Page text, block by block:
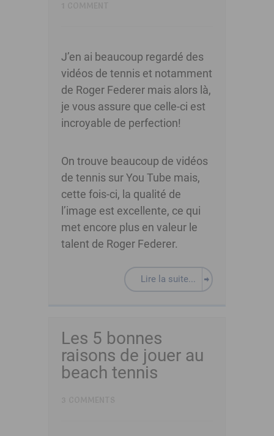
J’en ai beaucoup regardé des
vidéos de tennis et notamment
de Roger Federer mais alors là,
je vous assure que celle-ci est
incroyable de perfection!
On trouve beaucoup de vidéos
de tennis sur You Tube mais,
cette fois-ci, la qualité de
l’image est excellente, ce qui
met encore plus en valeur le
talent de Roger Federer.
Lire la suite...
Les 5 bonnes
raisons de jouer au
beach tennis